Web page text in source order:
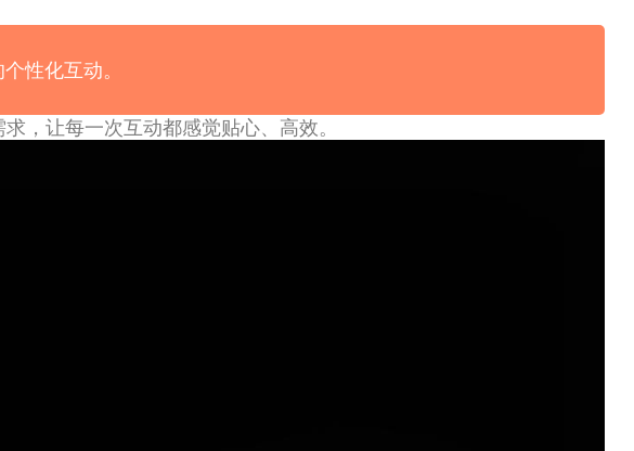
性化互动。
，让每一次互动都感觉贴心、高效。